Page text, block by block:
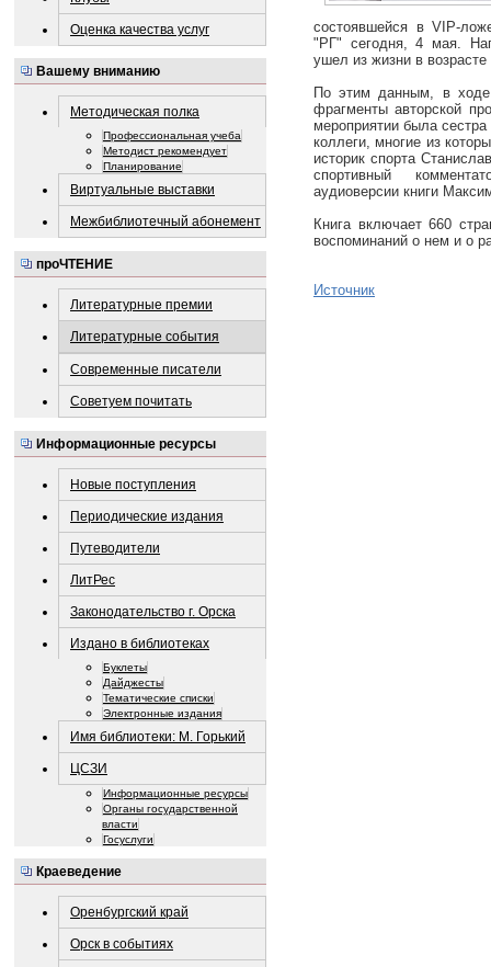
Оценка качества услуг
Вашему вниманию
Методическая полка
Профессиональная учеба
Методист рекомендует
Планирование
Виртуальные выставки
Межбиблиотечный абонемент
проЧТЕНИЕ
Литературные премии
Литературные события
Современные писатели
Советуем почитать
Информационные ресурсы
Новые поступления
Периодические издания
Путеводители
ЛитРес
Законодательство г. Орска
Издано в библиотеках
Буклеты
Дайджесты
Тематические списки
Электронные издания
Имя библиотеки: М. Горький
ЦСЗИ
Информационные ресурсы
Органы государственной
власти
Госуслуги
Краеведение
Оренбургский край
Орск в событиях
состоявшейся в
"РГ" сегодня, 4 мая.
ушел из жизни в возрасте
По этим данным, в ходе
фрагменты авторской
мероприятии была
коллеги, многие из
историк спорта
спортивный
аудиоверсии книги
Книга включает 660
воспоминаний о нем и о
Источник